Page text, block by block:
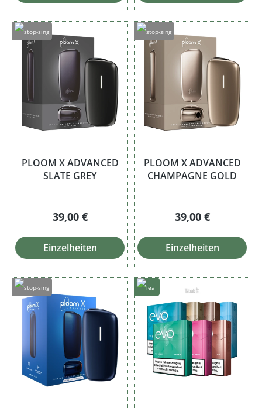
PLOOM X ADVANCED
SLATE GREY
Regulärer Preis:
39,00 €
Einzelheiten
PLOOM X ADVANCED
CHAMPAGNE GOLD
Regulärer Preis:
39,00 €
Einzelheiten